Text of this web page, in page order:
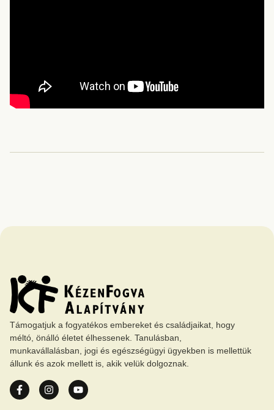
Támogatjuk a fogyatékos embereket és családjaikat, hogy
méltó, önálló életet élhessenek. Tanulásban,
munkavállalásban, jogi és egészségügyi ügyekben is mellettük
állunk és azok mellett is, akik velük dolgoznak.